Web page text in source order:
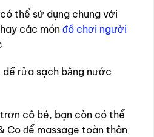
thể sử dụng chung với
các món đồ chơi người
rửa sạch bằng nước
cô bé, bạn còn có thể
Co để massage toàn thân